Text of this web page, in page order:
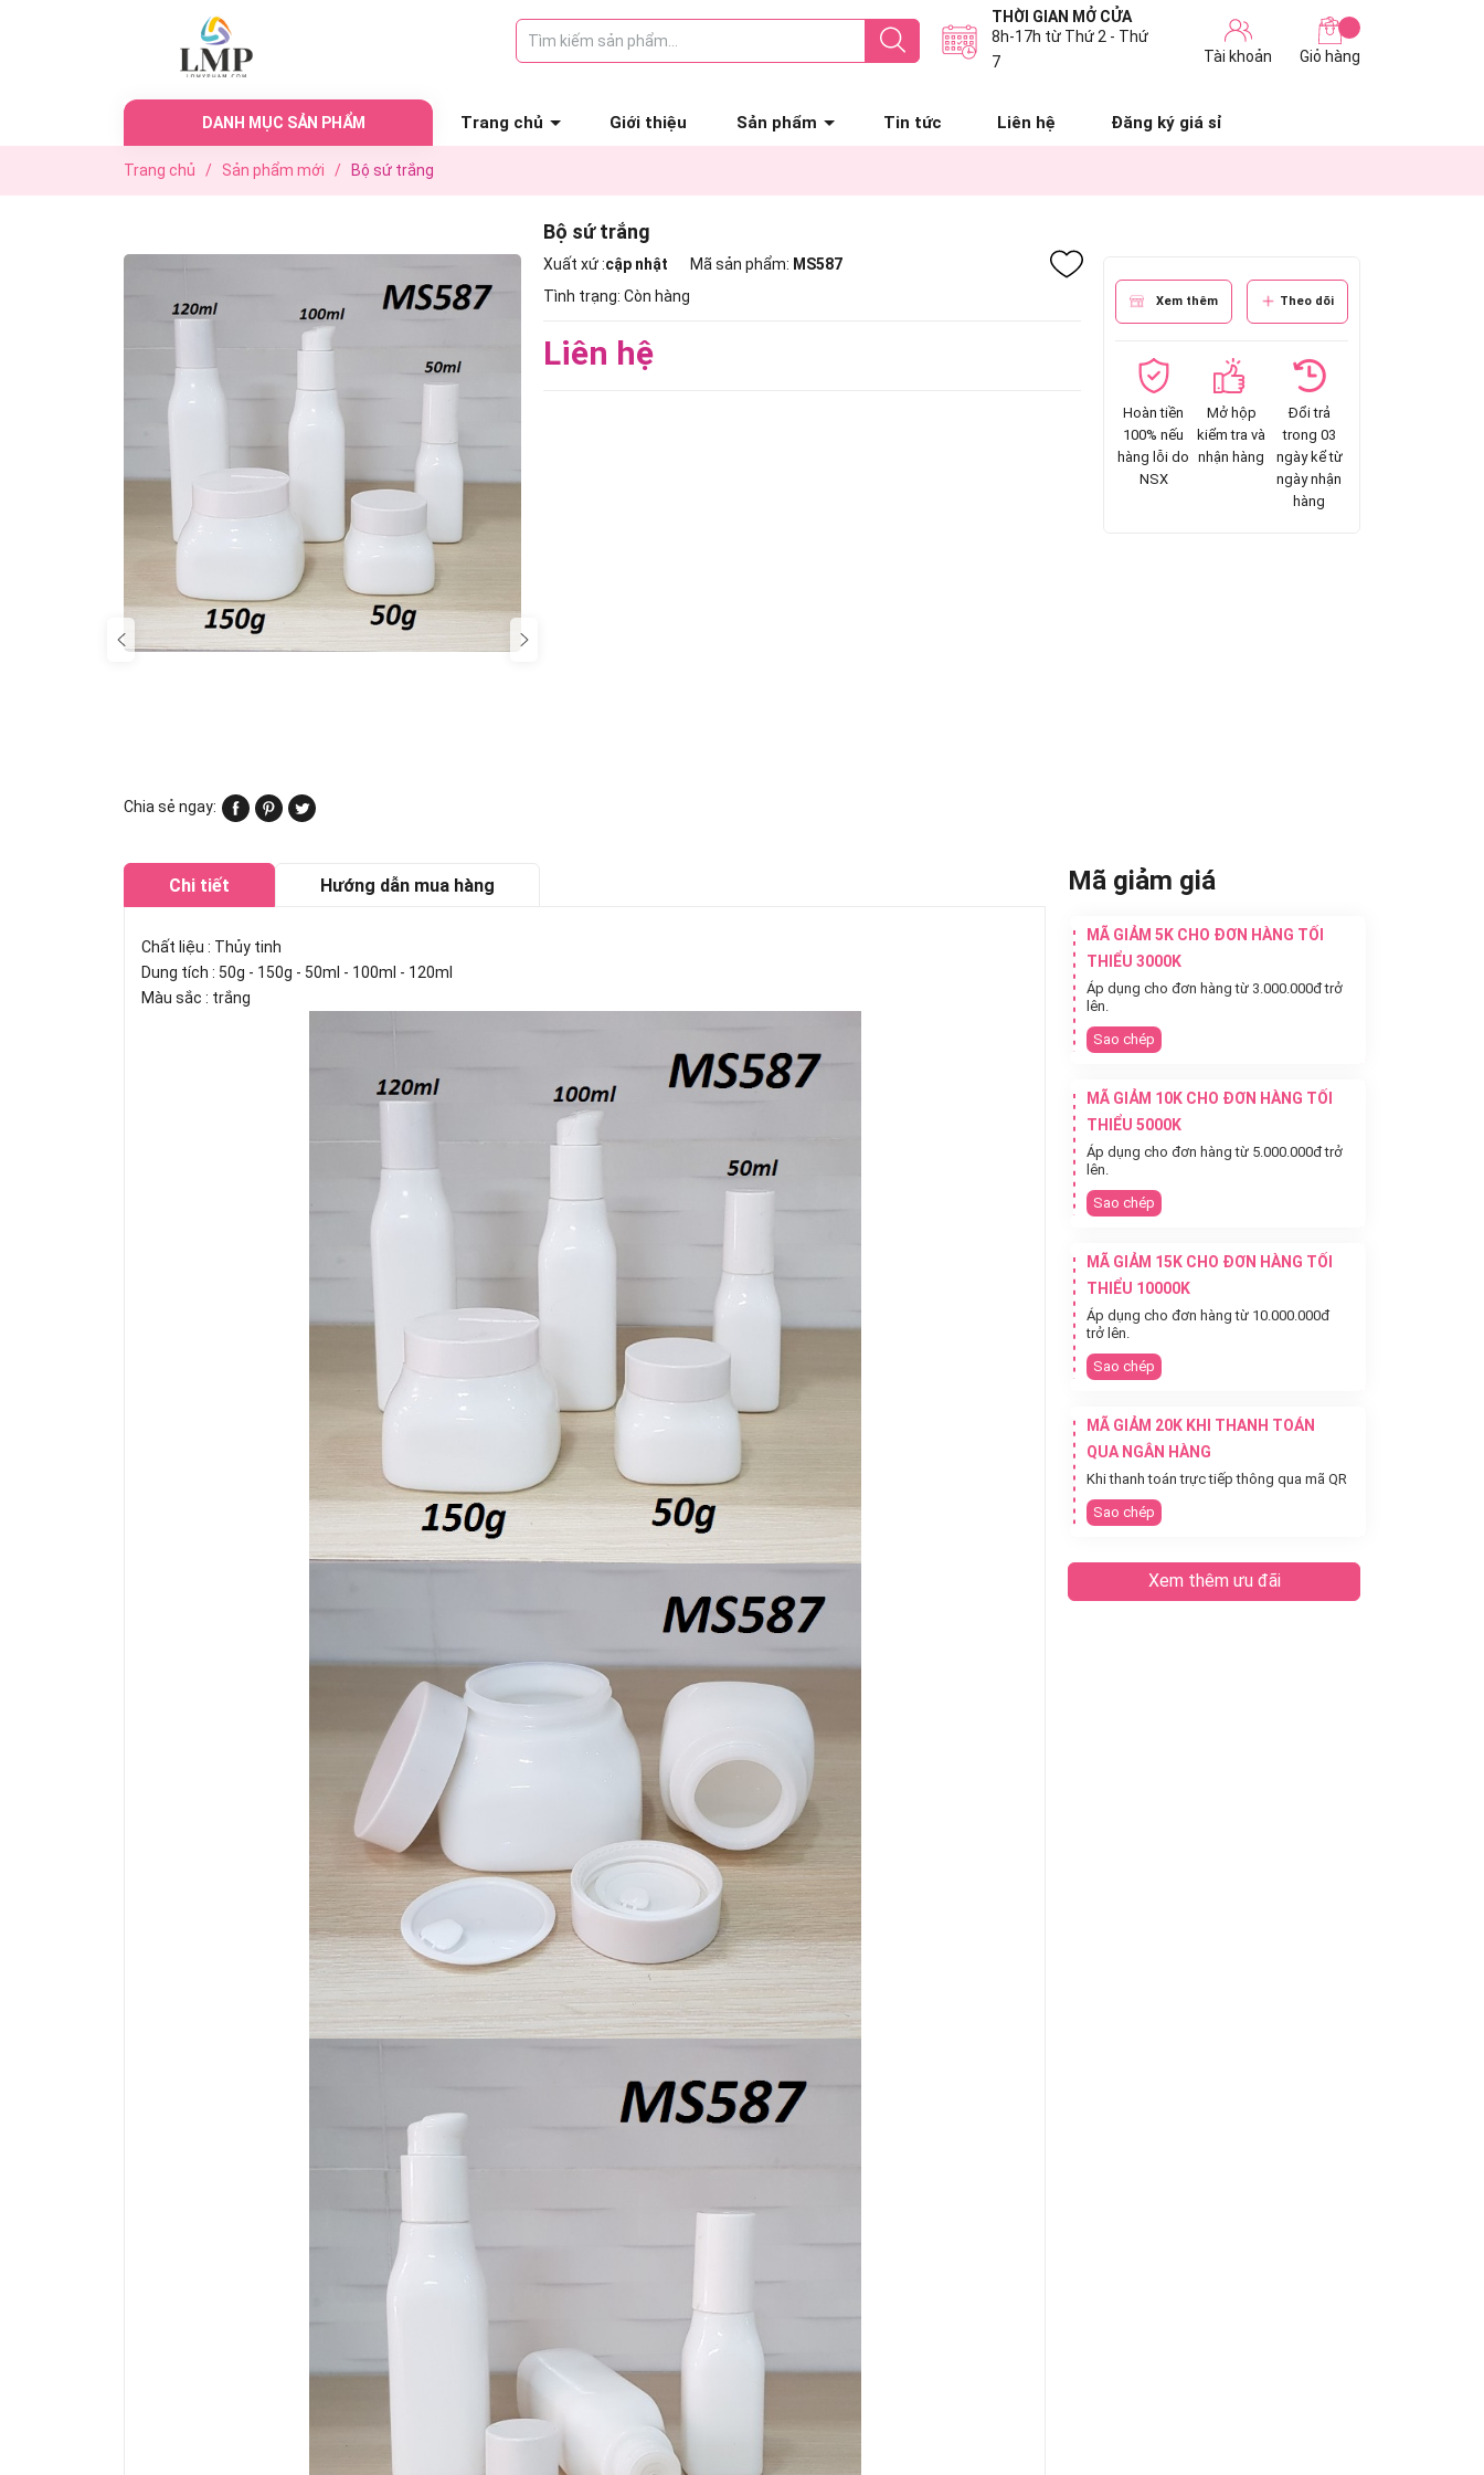
THỜI GIAN MỞ CỬA
8h-17h từ Thứ 2 - Thứ
7
Tài khoản Giỏ hàng
DANH MỤC SẢN PHẨM Trang chủ Giới thiệu Sản phẩm Tin tức Liên hệ Đăng ký giá sỉ
Trang chủ / Sản phẩm mới / Bộ sứ trắng
Chia sẻ ngay:
Bộ sứ trắng
Xuất xứ :cập nhật Mã sản phẩm: MS587
Tình trạng: Còn hàng
Liên hệ
Xem thêm Theo dõi
Hoàn tiền
100% nếu
hàng lỗi do
NSX
Mở hộp
kiểm tra và
nhận hàng
Đổi trả
trong 03
ngày kể từ
ngày nhận
hàng
Chi tiết Hướng dẫn mua hàng
Chất liệu : Thủy tinh
Dung tích : 50g - 150g - 50ml - 100ml - 120ml
Màu sắc : trắng
Mã giảm giá
MÃ GIẢM 5K CHO ĐƠN HÀNG TỐI
THIỂU 3000K
Áp dụng cho đơn hàng từ 3.000.000đ trở
lên.
Sao chép
MÃ GIẢM 10K CHO ĐƠN HÀNG TỐI
THIỂU 5000K
Áp dụng cho đơn hàng từ 5.000.000đ trở
lên.
Sao chép
MÃ GIẢM 15K CHO ĐƠN HÀNG TỐI
THIỂU 10000K
Áp dụng cho đơn hàng từ 10.000.000đ
trở lên.
Sao chép
MÃ GIẢM 20K KHI THANH TOÁN
QUA NGÂN HÀNG
Khi thanh toán trực tiếp thông qua mã QR
Sao chép
Xem thêm ưu đãi